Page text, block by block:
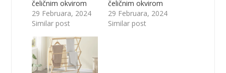
čeličnim okvirom
29 Februara, 2024
Similar post
čeličnim okvirom
29 Februara, 2024
Similar post